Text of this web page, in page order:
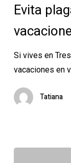
casas
cerradas
vacaciones
en
Tres
Cantos
Evita
Si vives en
vacaciones en
Tatiana